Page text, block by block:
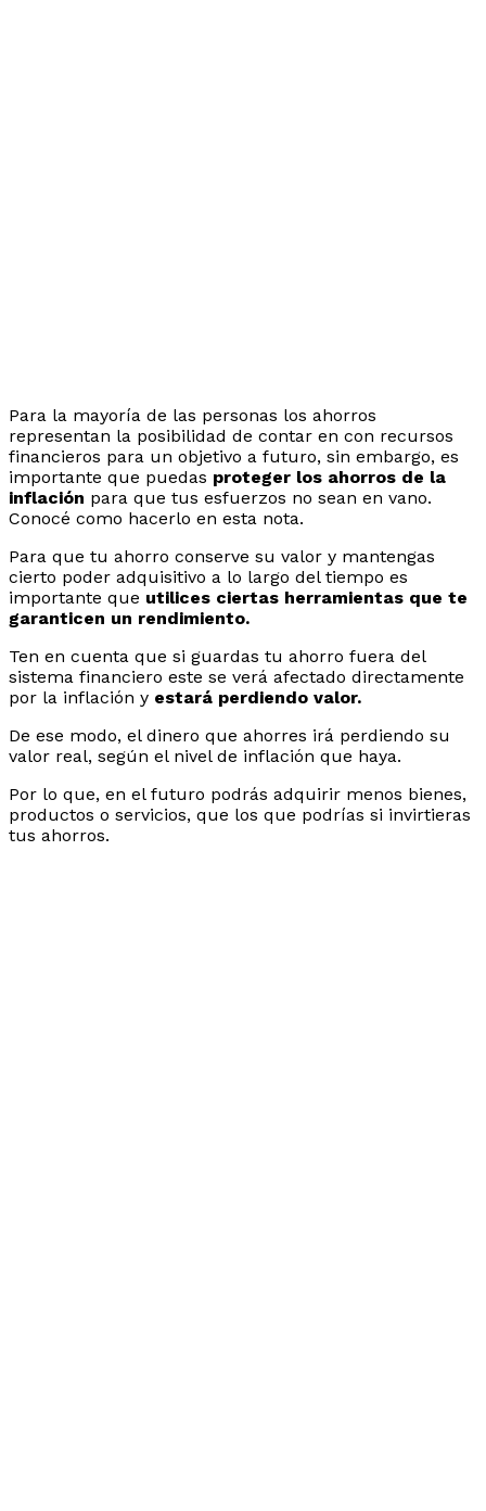
Para la mayoría de las personas los ahorros
representan la posibilidad de contar en con recursos
financieros para un objetivo a futuro, sin embargo, es
importante que puedas proteger los ahorros de la
inflación para que tus esfuerzos no sean en vano.
Conocé como hacerlo en esta nota.
Para que tu ahorro conserve su valor y mantengas
cierto poder adquisitivo a lo largo del tiempo es
importante que utilices ciertas herramientas que te
garanticen un rendimiento.
Ten en cuenta que si guardas tu ahorro fuera del
sistema financiero este se verá afectado directamente
por la inflación y estará perdiendo valor.
De ese modo, el dinero que ahorres irá perdiendo su
valor real, según el nivel de inflación que haya.
Por lo que, en el futuro podrás adquirir menos bienes,
productos o servicios, que los que podrías si invirtieras
tus ahorros.